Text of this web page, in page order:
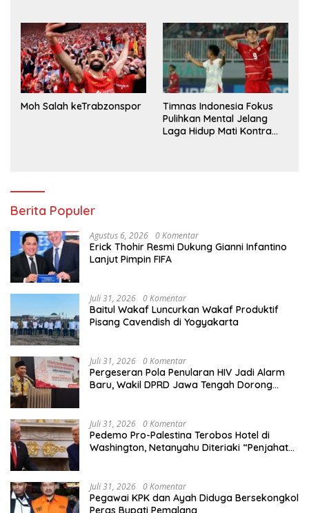
Moh Salah keTrabzonspor
Timnas Indonesia Fokus
Pulihkan Mental Jelang
Laga Hidup Mati Kontra
Berita Populer
Agustus 6, 2026 0 Komentar
Erick Thohir Resmi Dukung Gianni Infantino
Lanjut Pimpin FIFA
Juli 31, 2026 0 Komentar
Baitul Wakaf Luncurkan Wakaf Produktif
Pisang Cavendish di Yogyakarta
Juli 31, 2026 0 Komentar
Pergeseran Pola Penularan HIV Jadi Alarm
Baru, Wakil DPRD Jawa Tengah Dorong
Juli 31, 2026 0 Komentar
Pedemo Pro-Palestina Terobos Hotel di
Washington, Netanyahu Diteriaki “Penjahat
Juli 31, 2026 0 Komentar
Pegawai KPK dan Ayah Diduga Bersekongkol
Peras Bupati Pemalang